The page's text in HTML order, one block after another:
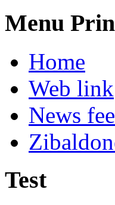
Menu
Home
Web link
News
Test